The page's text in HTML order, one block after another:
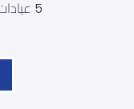
5 عيادات في جميع انحاء الجمهورية